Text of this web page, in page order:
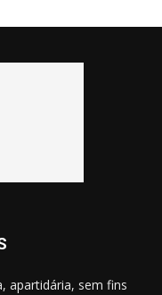
apartidária, sem fins